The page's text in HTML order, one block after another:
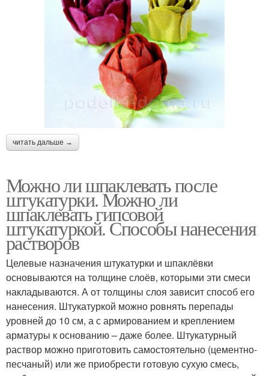
читать дальше →
Можно ли шпаклевать после
штукатурки. Можно ли
шпаклевать гипсовой
штукатуркой. Способы нанесения
растворов
Целевые назначения штукатурки и шпаклёвки
основываются на толщине слоёв, которыми эти смеси
накладываются. А от толщины слоя зависит способ его
нанесения. Штукатуркой можно ровнять перепады
уровней до 10 см, а с армированием и креплением
арматуры к основанию – даже более. Штукатурный
раствор можно приготовить самостоятельно (цементно-
песчаный) или же приобрести готовую сухую смесь,